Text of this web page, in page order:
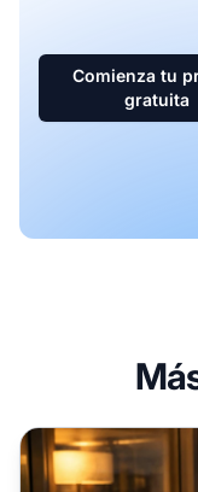
Comienza tu
gratuita
Estudio de caso